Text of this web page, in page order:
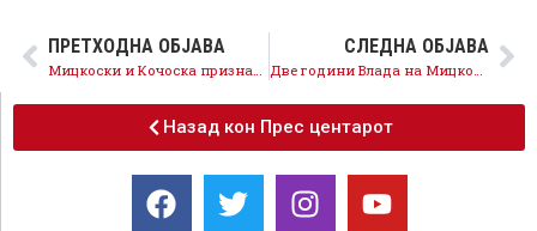
ПРЕТХОДНА ОБЈАВА СЛЕДНА ОБЈАВА
Назад кон Прес центарот